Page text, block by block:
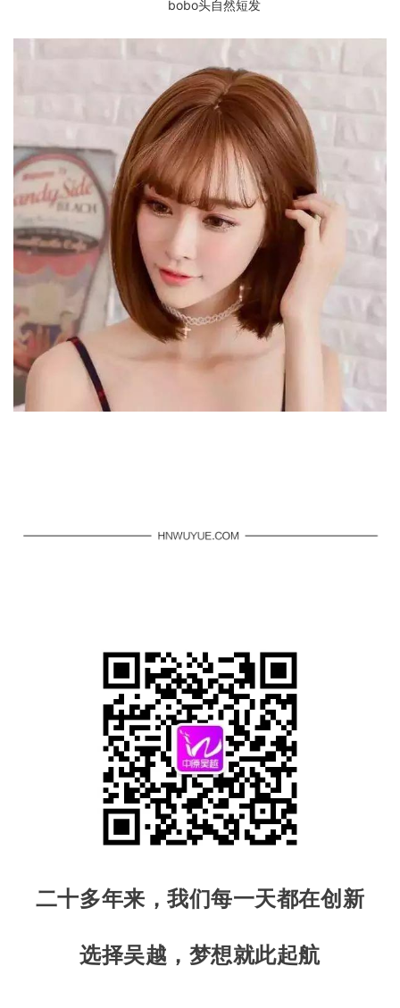
bobo头自然短发
二十多年来，我们每一天都在创新
选择吴越，梦想就此起航